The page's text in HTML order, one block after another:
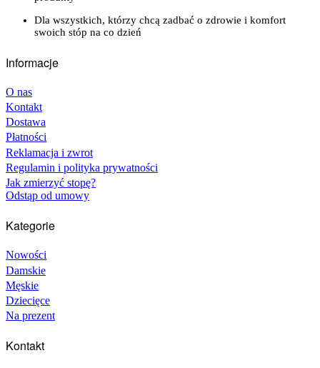
Dla wszystkich, którzy chcą zadbać o zdrowie i komfort
swoich stóp na co dzień
Informacje
O nas
Kontakt
Dostawa
Płatności
Reklamacja i zwrot
Regulamin i polityka prywatności
Jak zmierzyć stopę?
Odstąp od umowy
Kategorie
Nowości
Damskie
Męskie
Dziecięce
Na prezent
Kontakt